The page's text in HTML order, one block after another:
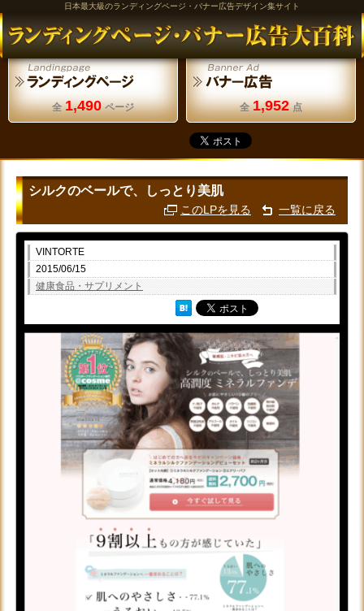
日本最大級のランディングページ・バナー広告デザイン集サイト
全 1,490 ページ 全 1,952 点
シルクのベールで、しっとり美肌
このLPを見る 一覧に戻る
VINTORTE
2015/06/15
健康食品・サプリメント